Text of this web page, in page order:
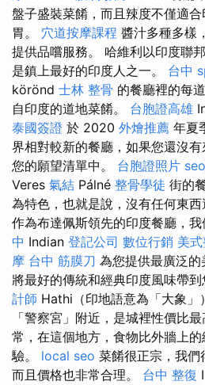
盤子盛裝菜餚，而且辣度不僅適
胃。 穴道按摩課程 醬汁多種多樣
提供品嚐服務。 哈維利以印度聯
是鎮上最好的印度人之一。 台中
körönd 士林 整骨 的餐廳裡的每
自印度的道地菜餚。 台胞證高雄
泰國簽證 於 2020 外燴推薦 年夏
界相對較新的餐廳，如果您還沒
您的願望清單中。 台胞證照片
Veres 氣結 Pálné 整骨學徒 街的
為特色，也就是說，沒有任何東西
作為布達佩斯領先的印度餐廳，我
中 Indian 登記公司 數位行銷 美
摩 台中 筋膜刀 為您提供最廣泛的
將最好的傳統和經典印度風味帶到
計師 Hathi（印地語意為「大象」
「警察宮」附近，是城裡性價比
常，在這個地方，食物比外牆上
驗。 local seo 菜餚很正宗，我們
而且價格也非常合理。 台中 整復